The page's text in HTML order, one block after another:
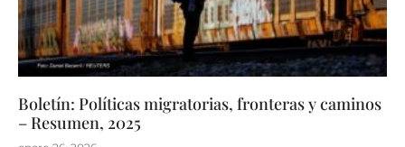
Boletín: Políticas migratorias, fronteras y caminos
– Resumen, 2025